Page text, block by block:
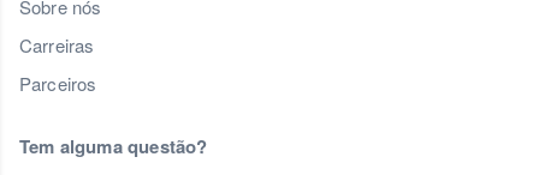
Sobre nós
Carreiras
Parceiros
Tem alguma questão?